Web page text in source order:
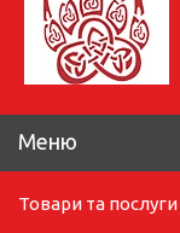
Товари та послуги